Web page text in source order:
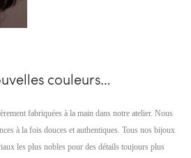
couleurs…
fabriquées à la main dans notre atelier. Nous
à la fois douces et authentiques. Tous nos bijoux
les plus nobles pour des détails toujours plus